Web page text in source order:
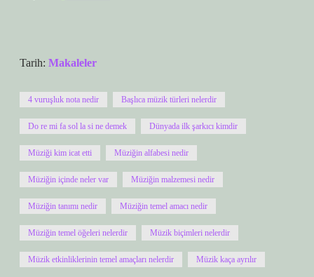
Tarih: Makaleler
4 vuruşluk nota nedir Başlıca müzik türleri nelerdir
Do re mi fa sol la si ne demek Dünyada ilk şarkıcı kimdir
Müziği kim icat etti Müziğin alfabesi nedir
Müziğin içinde neler var Müziğin malzemesi nedir
Müziğin tanımı nedir Müziğin temel amacı nedir
Müziğin temel öğeleri nelerdir Müzik biçimleri nelerdir
Müzik etkinliklerinin temel amaçları nelerdir Müzik kaça ayrılır